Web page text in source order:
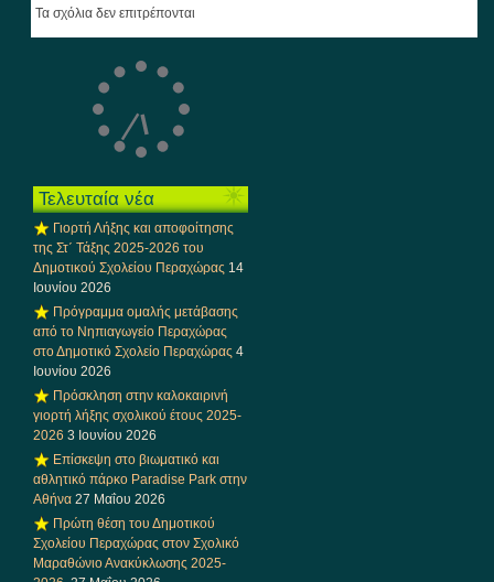
Τα σχόλια δεν επιτρέπονται
Τελευταία νέα
Γιορτή Λήξης και αποφοίτησης
της Στ΄ Τάξης 2025-2026 του
Δημοτικού Σχολείου Περαχώρας 14
Ιουνίου 2026
Πρόγραμμα ομαλής μετάβασης
από το Νηπιαγωγείο Περαχώρας
στο Δημοτικό Σχολείο Περαχώρας 4
Ιουνίου 2026
Πρόσκληση στην καλοκαιρινή
γιορτή λήξης σχολικού έτους 2025-
2026 3 Ιουνίου 2026
Επίσκεψη στο βιωματικό και
αθλητικό πάρκο Paradise Park στην
Αθήνα 27 Μαΐου 2026
Πρώτη θέση του Δημοτικού
Σχολείου Περαχώρας στον Σχολικό
Μαραθώνιο Ανακύκλωσης 2025-